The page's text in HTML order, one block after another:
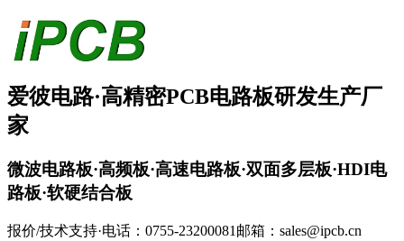
爱彼电路·高精密PCB电路板研发生产厂
家
微波电路板·高频板·高速电路板·双面多层板·HDI电
路板·软硬结合板
报价/技术支持·电话：0755-23200081 邮箱：sales@ipcb.cn